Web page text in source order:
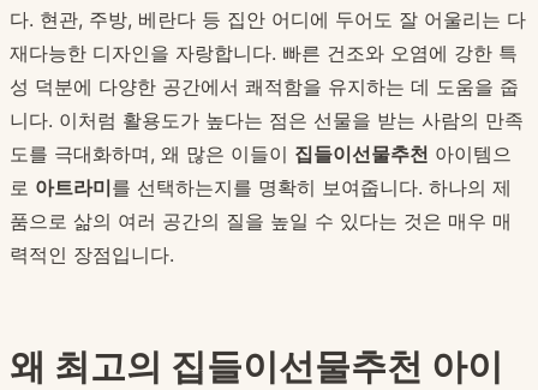
다. 현관, 주방, 베란다 등 집안 어디에 두어도 잘 어울리는 다
재다능한 디자인을 자랑합니다. 빠른 건조와 오염에 강한 특
성 덕분에 다양한 공간에서 쾌적함을 유지하는 데 도움을 줍
니다. 이처럼 활용도가 높다는 점은 선물을 받는 사람의 만족
도를 극대화하며, 왜 많은 이들이 집들이선물추천 아이템으
로 아트라미를 선택하는지를 명확히 보여줍니다. 하나의 제
품으로 삶의 여러 공간의 질을 높일 수 있다는 것은 매우 매
력적인 장점입니다.
왜 최고의 집들이선물추천 아이